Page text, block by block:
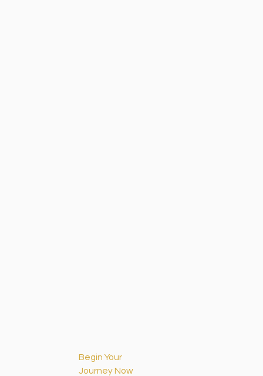
Begin Your
Journey Now